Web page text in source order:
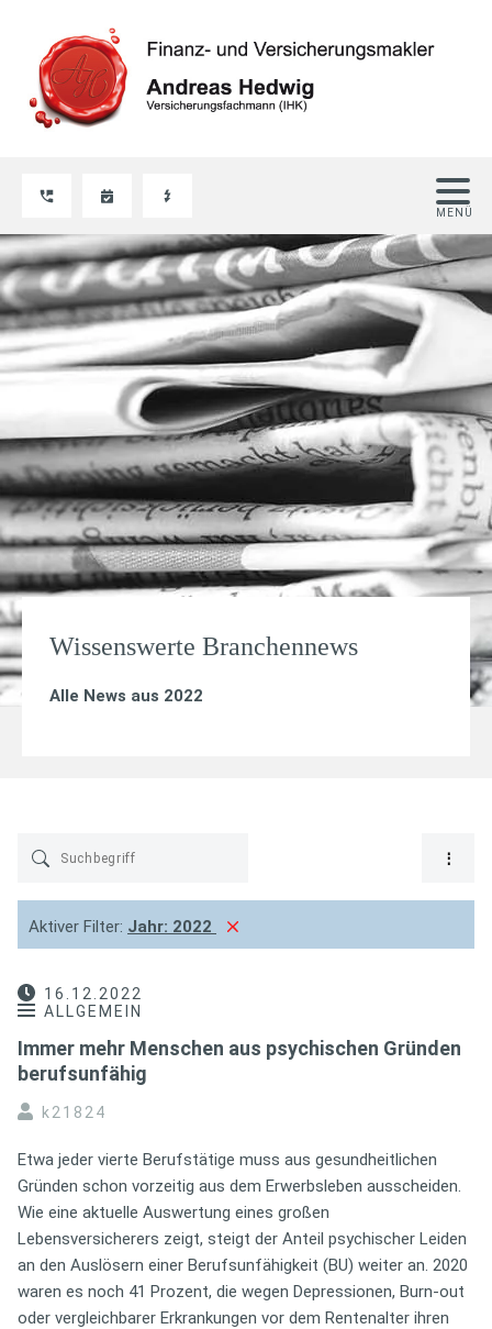
Wissenswerte Branchennews
Alle News aus 2022
Aktiver Filter: Jahr: 2022
16.12.2022
ALLGEMEIN
Immer mehr Menschen aus psychischen Gründen
berufsunfähig
k21824
Etwa jeder vierte Berufstätige muss aus gesundheitlichen
Gründen schon vorzeitig aus dem Erwerbsleben ausscheiden.
Wie eine aktuelle Auswertung eines großen
Lebensversicherers zeigt, steigt der Anteil psychischer Leiden
an den Auslösern einer Berufsunfähigkeit (BU) weiter an. 2020
waren es noch 41 Prozent, die wegen Depressionen, Burn-out
oder vergleichbarer Erkrankungen vor dem Rentenalter ihren